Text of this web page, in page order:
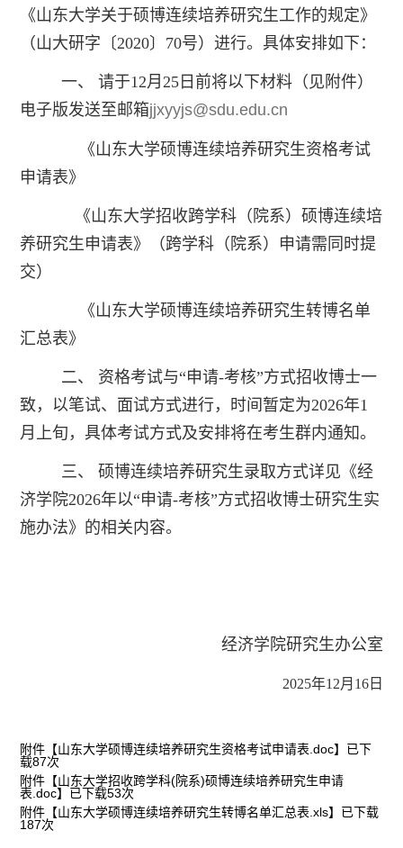
《山东大学关于硕博连续培养研究生工作的规定》
（山大研字〔2020〕70号）进行。具体安排如下：
一、 请于12月25日前将以下材料（见附件）
电子版发送至邮箱jjxyyjs@sdu.edu.cn
《山东大学硕博连续培养研究生资格考试
申请表》
《山东大学招收跨学科（院系）硕博连续培
养研究生申请表》（跨学科（院系）申请需同时提
交）
《山东大学硕博连续培养研究生转博名单
汇总表》
二、 资格考试与“申请-考核”方式招收博士一
致，以笔试、面试方式进行，时间暂定为2026年1
月上旬，具体考试方式及安排将在考生群内通知。
三、硕博连续培养研究生录取方式详见《经
济学院2026年以“申请-考核”方式招收博士研究生实
施办法》的相关内容。
经济学院研究生办公室
2025年12月16日
附件【山东大学硕博连续培养研究生资格考试申请表.doc】已下
载87次
附件【山东大学招收跨学科(院系)硕博连续培养研究生申请
表.doc】已下载53次
附件【山东大学硕博连续培养研究生转博名单汇总表.xls】已下载
187次